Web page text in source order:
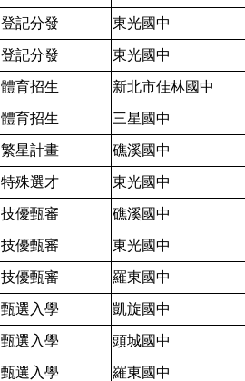
登記分發 東光國中
登記分發 東光國中
體育招生 新北市佳林國中
體育招生 三星國中
繁星計畫 礁溪國中
特殊選才 東光國中
技優甄審 礁溪國中
技優甄審 東光國中
技優甄審 羅東國中
甄選入學 凱旋國中
甄選入學 頭城國中
甄選入學 羅東國中